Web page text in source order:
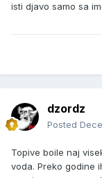
isti djavo samo sa
dzordz
Posted
Topive boile naj
voda. Preko godine